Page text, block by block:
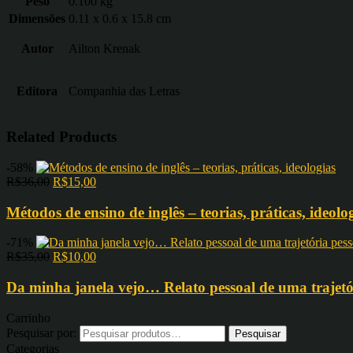
Dimensões 0.11 x 0.6 x 15.8 cm
Autor Ailton Krenak
Editora Companhia das Letras
Related Products
-58%
R$36,00 R$15,00
Métodos de ensino de inglês – teorias, práticas,
-71%
R$35,00 R$10,00
Da minha janela vejo… Relato pessoal de uma
Carrinho
Pesquisar por:
Categorias